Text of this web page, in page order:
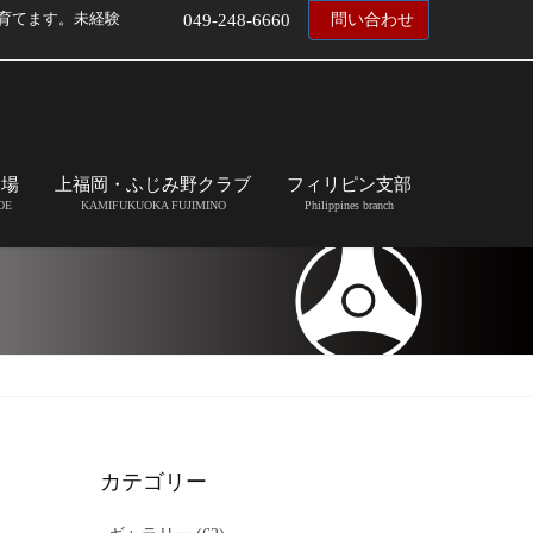
てます。未経験 049-248-6660 問い合わせ
上福岡・ふじみ野クラブ
KAMIFUKUOKA FUJIMINO
フィリピン支部
Philippines branch
カテゴリー